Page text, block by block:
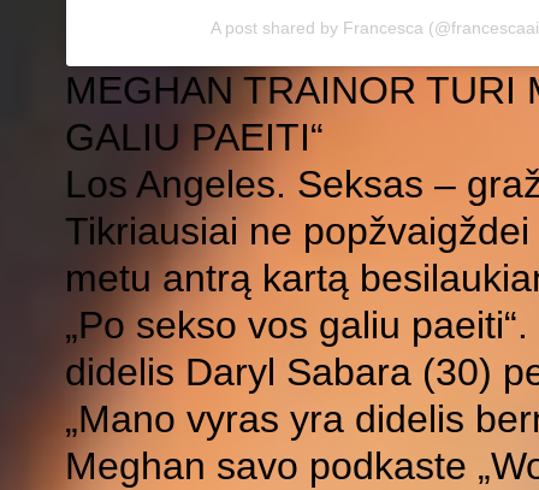
A post shared by Francesca
MEGHAN TRAINOR TURI
GALIU PAEITI“
Los Angeles. Seksas –
Tikriausiai ne
metu antrą kartą
„Po sekso vos galiu
didelis Daryl Sabara (30)
„Mano vyras yra didelis
Meghan savo podkaste